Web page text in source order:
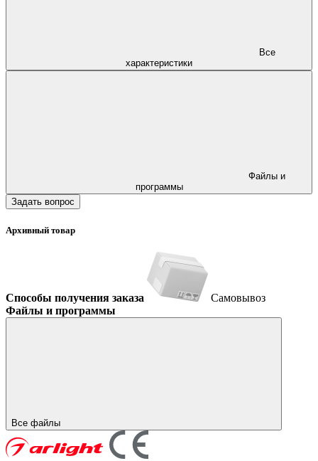
характеристики
программы
Задать вопрос
Архивный товар
Способы получения заказа
Самовывоз
Файлы и программы
Все файлы